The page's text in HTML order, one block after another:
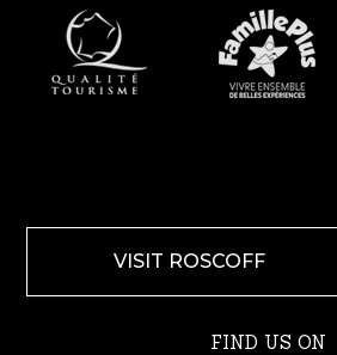
VISIT ROSCOFF
FIND US ON